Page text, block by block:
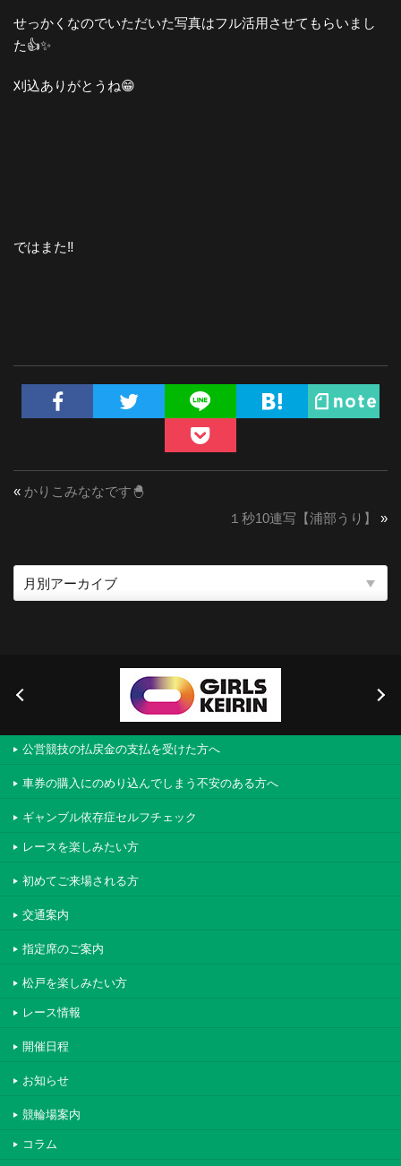
せっかくなのでいただいた写真はフル活用させてもらいまし
た👍✨
刈込ありがとうね😁
ではまた‼️
« かりこみななです🐣
１秒10連写【浦部うり】
»
公営競技の払戻金の支払を受けた方へ
車券の購入にのめり込んでしまう不安のある方へ
ギャンブル依存症セルフチェック
レースを楽しみたい方
初めてご来場される方
交通案内
指定席のご案内
松戸を楽しみたい方
レース情報
開催日程
お知らせ
競輪場案内
コラム